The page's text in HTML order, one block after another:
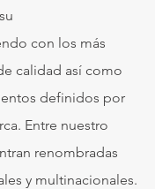
con los más
calidad así como
definidos por
Entre nuestro
renombradas
y multinacionales.